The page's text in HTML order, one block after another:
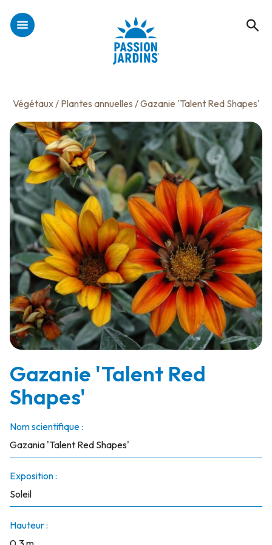
Végétaux/ Plantes annuelles / Gazanie 'Talent Red Shapes'
Gazanie 'Talent Red
Shapes'
Nom scientifique :
Gazania 'Talent Red Shapes'
Exposition :
Soleil
Hauteur :